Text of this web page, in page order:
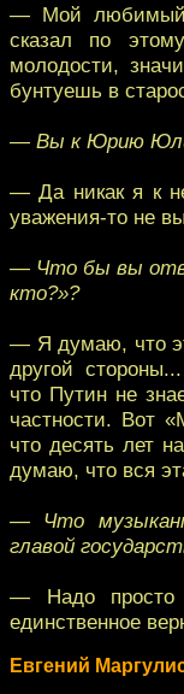
— Мой любимый
сказал по
молодости,
бунтуешь в
— Вы к Юрию
— Да никак я к
уважения-то не
— Что бы вы
кто?»?
— Я думаю, что
другой
что Путин не
частности. Вот
что десять лет
думаю, что вся
— Что
главой
— Надо просто
единственное
Евгений